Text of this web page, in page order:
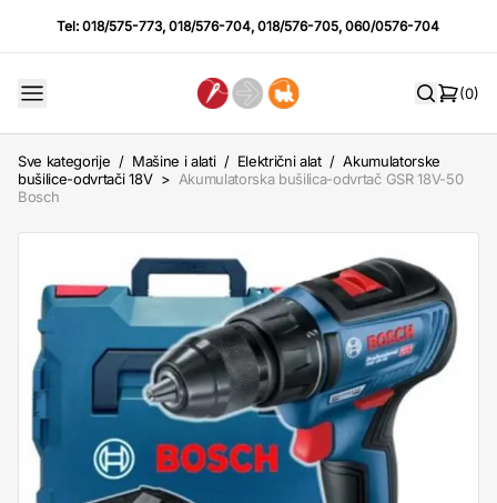
Tel:018/575-773,018/576-704,018/576-705,060/0576-704
(0)
Sve kategorije / Mašine i alati / Električni alat / Akumulatorske
bušilice-odvrtači 18V > Akumulatorska bušilica-odvrtač GSR 18V-50
Bosch